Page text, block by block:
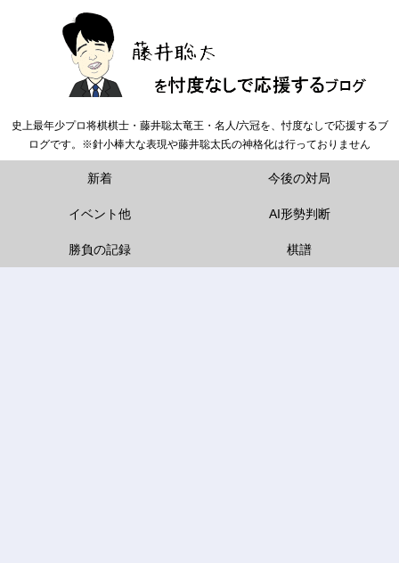
史上最年少プロ将棋棋士・藤井聡太竜王・名人/六冠を、忖度なしで応援するブ
ログです。※針小棒大な表現や藤井聡太氏の神格化は行っておりません
新着 今後の対局
イベント他 AI形勢判断
勝負の記録 棋譜